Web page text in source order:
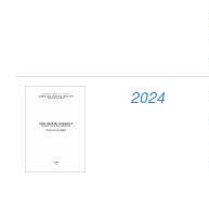
2024